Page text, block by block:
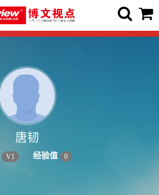
唐韧
V1 经验值 0